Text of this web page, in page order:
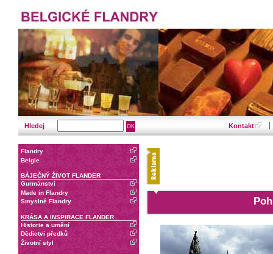
Hledej Kontakt
Flandry
Belgie
BÁJEČNÝ ŽIVOT FLANDER
Gurmánství
Made in Flandry
Smyslné Flandry
KRÁSA A INSPIRACE FLANDER
Historie a umění
Dědictví předků
Životní styl